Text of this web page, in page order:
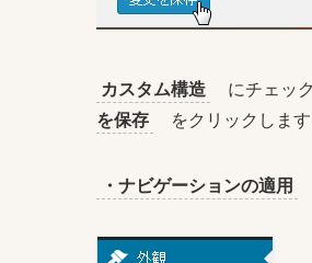
カスタム構造 にチェッ
を保存
をクリックします
・ナビゲーションの適用